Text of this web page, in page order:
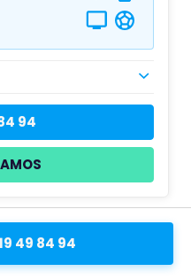
49 84 94
94
móvil ilimitada + 1